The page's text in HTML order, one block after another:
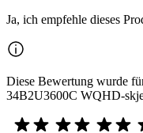
Ja, ich empfehle dieses
Diese Bewertung wurde
34B2U3600C WQHD-